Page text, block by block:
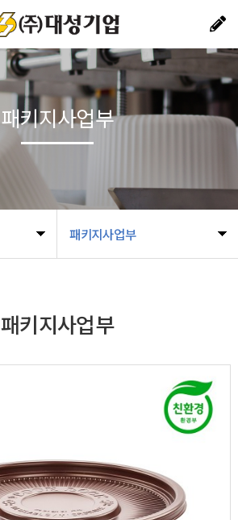
패키지사업부
패키지사업부
패키지사업부